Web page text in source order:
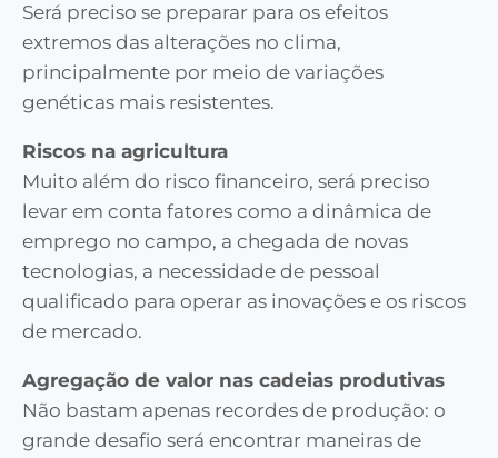
Será preciso se preparar para os efeitos
extremos das alterações no clima,
principalmente por meio de variações
genéticas mais resistentes.
Riscos na agricultura
Muito além do risco financeiro, será preciso
levar em conta fatores como a dinâmica de
emprego no campo, a chegada de novas
tecnologias, a necessidade de pessoal
qualificado para operar as inovações e os riscos
de mercado.
Agregação de valor nas cadeias produtivas
Não bastam apenas recordes de produção: o
grande desafio será encontrar maneiras de